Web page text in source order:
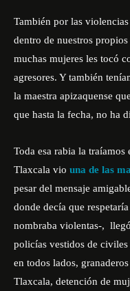
También por las
dentro de nuestros
muchas mujeres les tocó
agresores. Y también
la maestra apizaquense
que hasta la fecha, no ha
Toda esa rabia la
Tlaxcala vio una de las
pesar del mensaje
donde decía que
nombraba violentas-,
policías vestidos de
en todos lados,
Tlaxcala, detención de